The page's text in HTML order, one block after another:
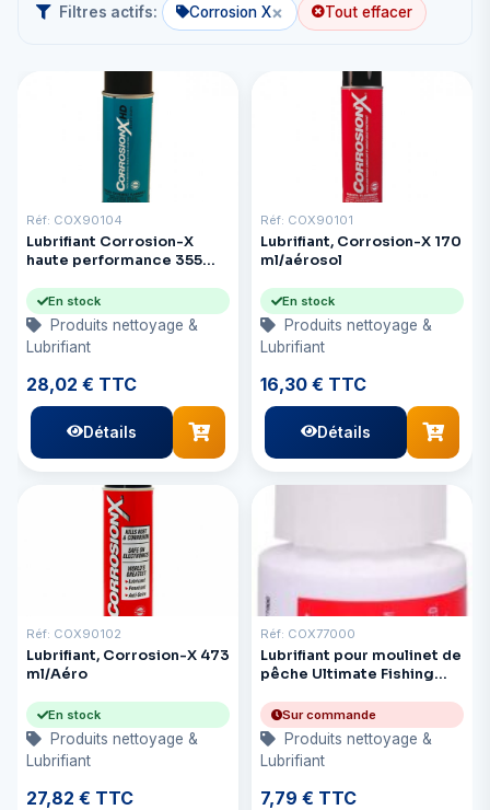
Filtres actifs: Corrosion X× Tout effacer
Réf: COX90104
Lubrifiant Corrosion-X
haute performance 355
En stock
Produits nettoyage &
Lubrifiant
28,02 € TTC
Détails
Réf: COX90101
Lubrifiant, Corrosion-X 170
ml/aérosol
En stock
Produits nettoyage &
Lubrifiant
16,30 € TTC
Détails
Réf: COX90102
Lubrifiant, Corrosion-X 473
ml/Aéro
En stock
Produits nettoyage &
Lubrifiant
27,82 € TTC
Réf: COX77000
Lubrifiant pour moulinet de
pêche Ultimate Fishing
Sur commande
Produits nettoyage &
Lubrifiant
7,79 € TTC